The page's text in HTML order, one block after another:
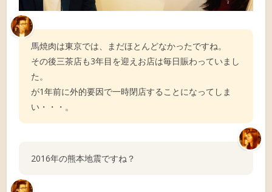
馬焼肉は東京では、まだほとんどなかったですね。
その後三茶店も3年目を迎えお店は毎日賑わっていまし
た。
が1年前に外的要因で一時閉店することになってしま
い・・・。
2016年の熊本地震ですね？